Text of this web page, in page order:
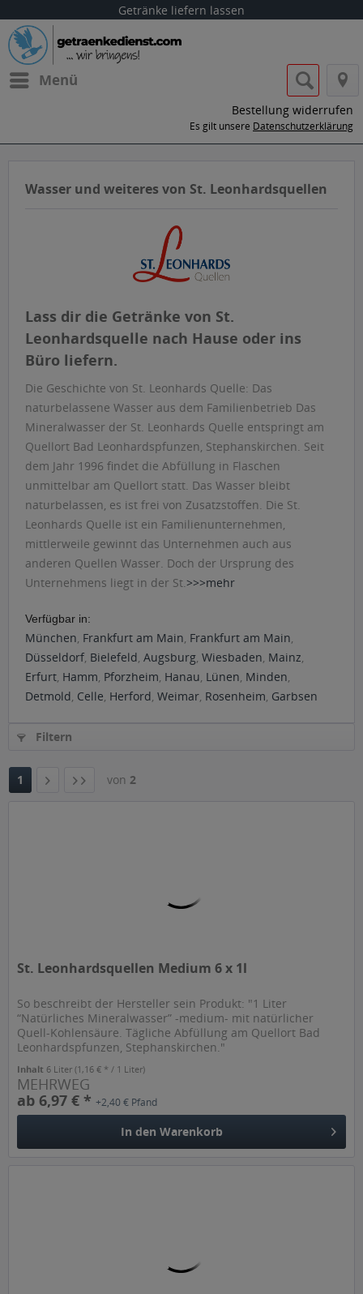
Getränke liefern lassen
Menü
Bestellung widerrufen
Es gilt unsere Datenschutzerklärung
Wasser und weiteres von St. Leonhardsquellen
Lass dir die Getränke von St.
Leonhardsquelle nach Hause oder ins
Büro liefern.
Die Geschichte von St. Leonhards Quelle: Das
naturbelassene Wasser aus dem Familienbetrieb Das
Mineralwasser der St. Leonhards Quelle entspringt am
Quellort Bad Leonhardspfunzen, Stephanskirchen. Seit
dem Jahr 1996 findet die Abfüllung in Flaschen
unmittelbar am Quellort statt. Das Wasser bleibt
naturbelassen, es ist frei von Zusatzstoffen. Die St.
Leonhards Quelle ist ein Familienunternehmen,
mittlerweile gewinnt das Unternehmen auch aus
anderen Quellen Wasser. Doch der Ursprung des
Unternehmens liegt in der St.>>>mehr
Verfügbar in:
München, Frankfurt am Main, Frankfurt am Main,
Düsseldorf, Bielefeld, Augsburg, Wiesbaden, Mainz,
Erfurt, Hamm, Pforzheim, Hanau, Lünen, Minden,
Detmold, Celle, Herford, Weimar, Rosenheim, Garbsen
Filtern
1 von 2
St. Leonhardsquellen Medium 6 x 1l
So beschreibt der Hersteller sein Produkt: "1 Liter
“Natürliches Mineralwasser” -medium- mit natürlicher
Quell-Kohlensäure. Tägliche Abfüllung am Quellort Bad
Leonhardspfunzen, Stephanskirchen."
Inhalt 6 Liter(1,16 € * / 1 Liter)
MEHRWEG
ab 6,97 € *+2,40 € Pfand
In den Warenkorb